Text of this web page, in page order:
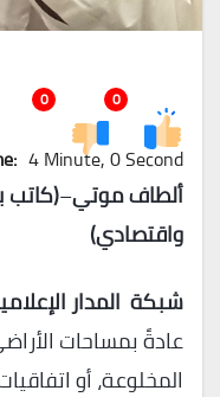
0
0
4 Minute, 0 Second
ألطاف موتي–
واقتصادي)
شبكة المدار
عادةً بمساحات
المخلوعة، أو